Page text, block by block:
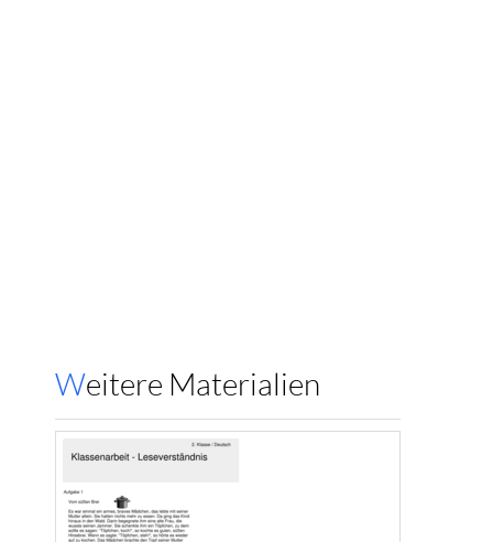
Weitere Materialien